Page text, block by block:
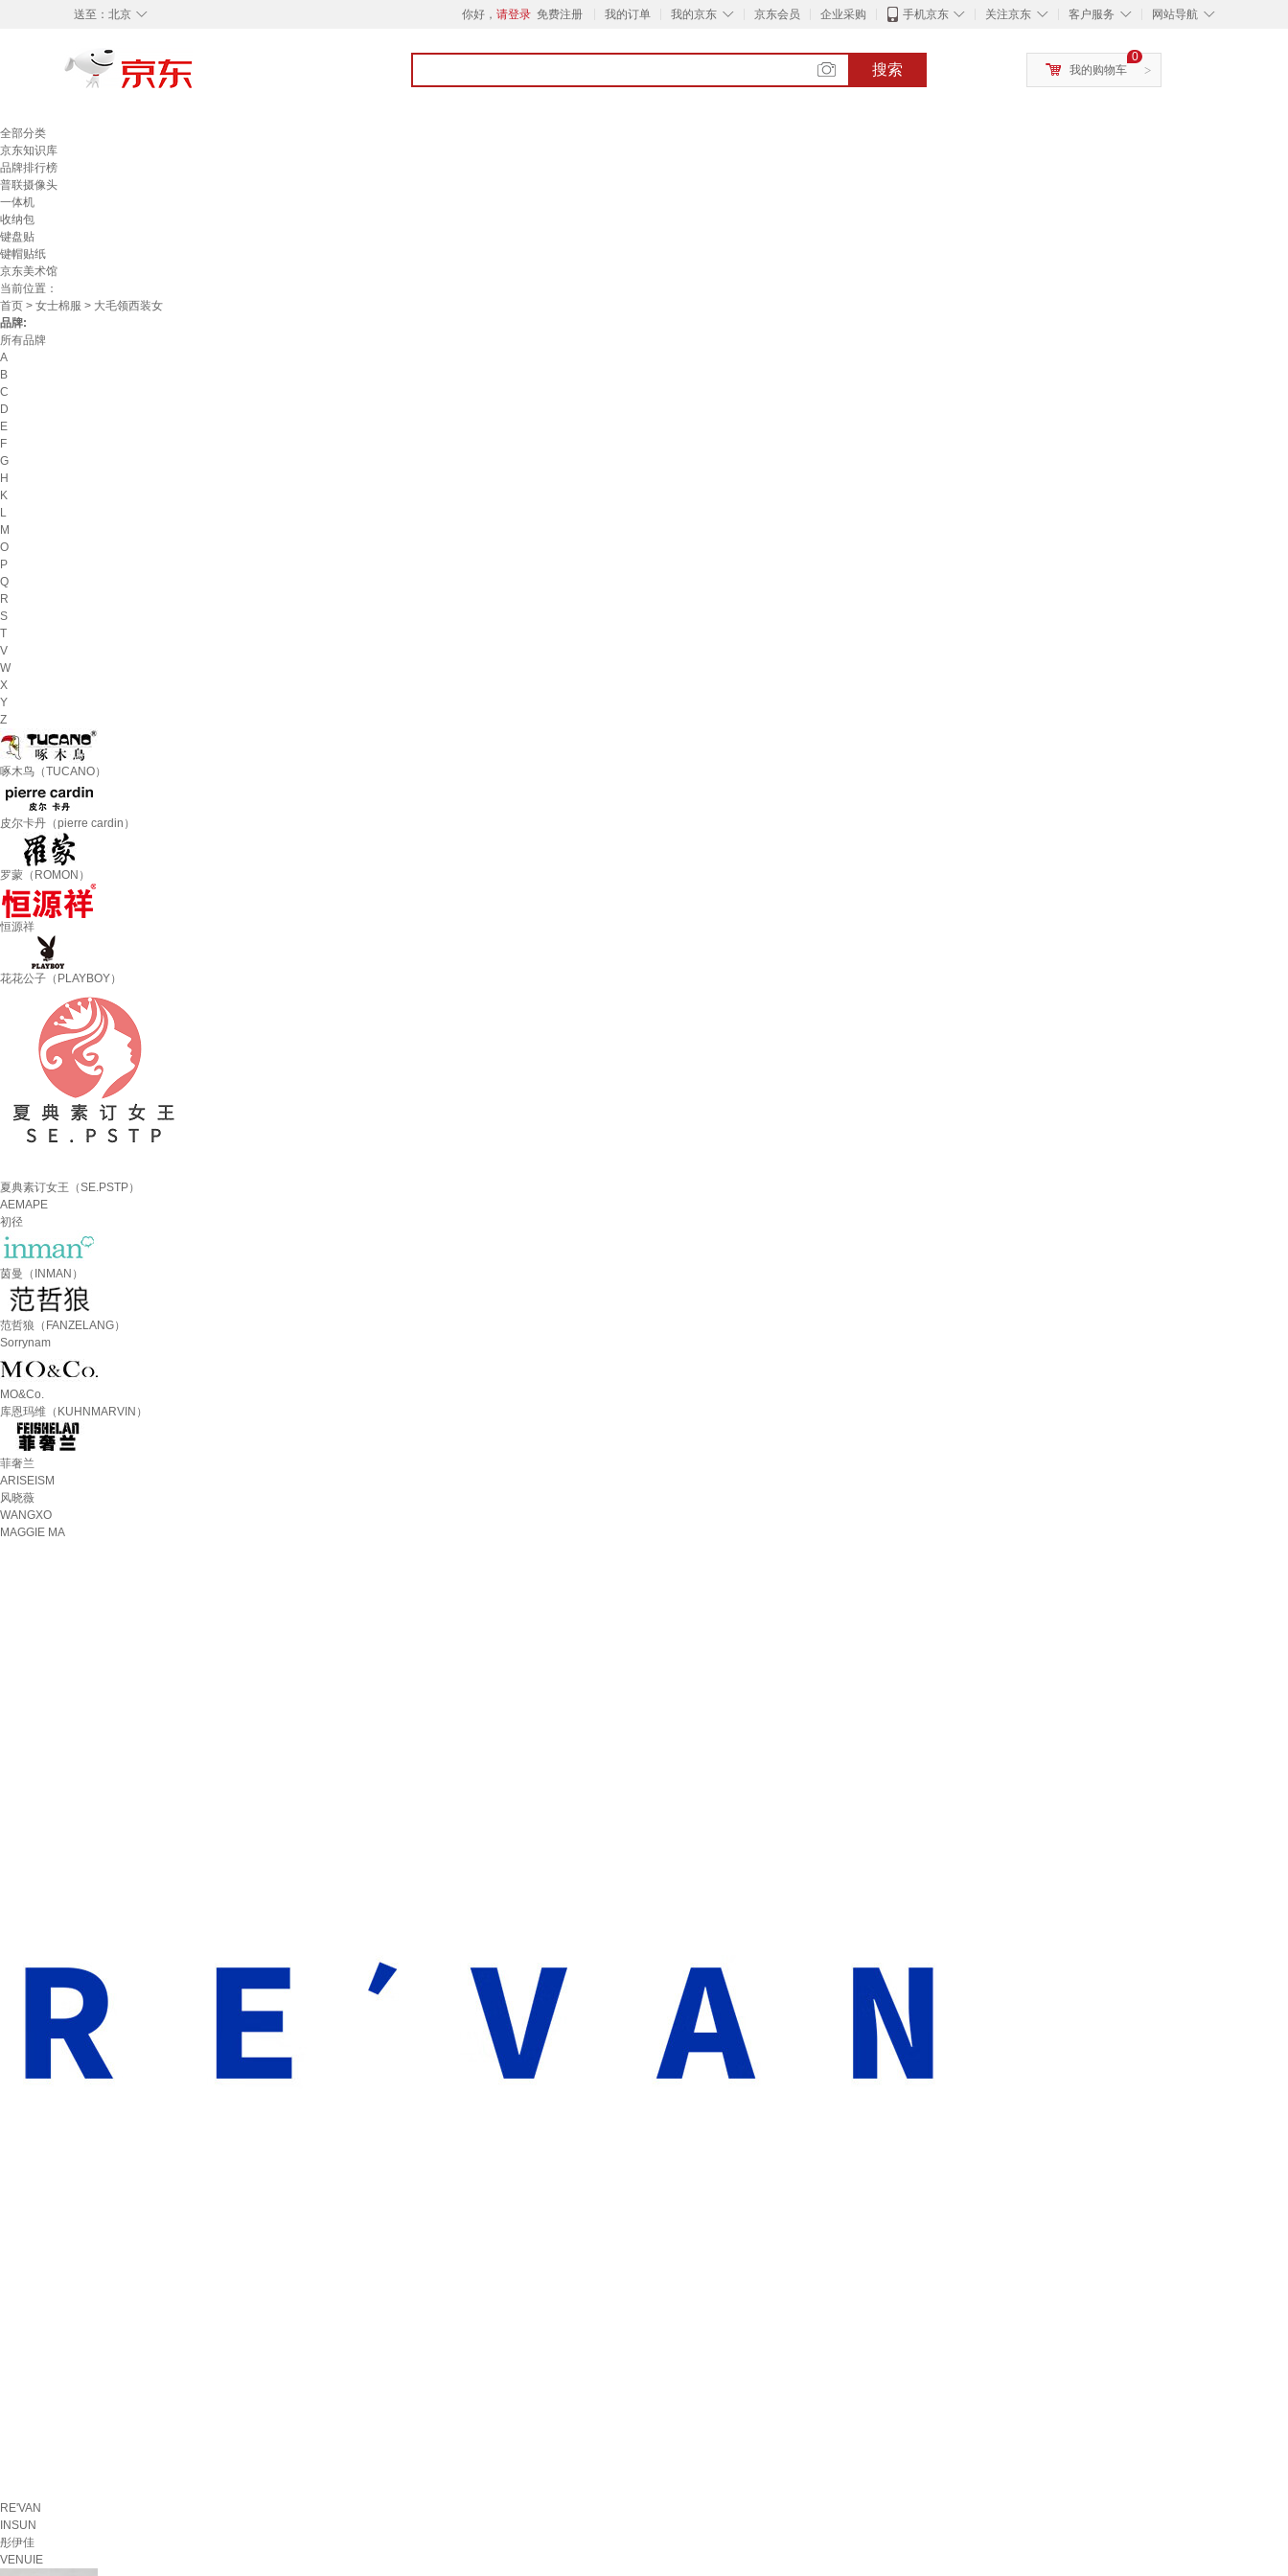
◇
送至： 北京 你好， 请登录 免费注册 我的订单 ◇
我的京东 京东会员 企业采购 ◇
手机京东 ◇
关注京东 ◇
客户服务 ◇
网站导航
搜索 >
0
我的购物车
全部分类
京东知识库
品牌排行榜
普联摄像头
一体机
收纳包
键盘贴
键帽贴纸
京东美术馆
当前位置：
首页 > 女士棉服 > 大毛领西装女
品牌:
所有品牌
A
B
C
D
E
F
G
H
K
L
M
O
P
Q
R
S
T
V
W
X
Y
Z
啄木鸟（TUCANO）
皮尔卡丹（pierre cardin）
罗蒙（ROMON）
恒源祥
花花公子（PLAYBOY）
夏典素订女王（SE.PSTP）
AEMAPE
初径
茵曼（INMAN）
范哲狼（FANZELANG）
Sorrynam
MO&Co.
库恩玛维（KUHNMARVIN）
菲奢兰
ARISEISM
风晓薇
WANGXO
MAGGIE MA
RE'VAN
INSUN
彤伊佳
VENUIE